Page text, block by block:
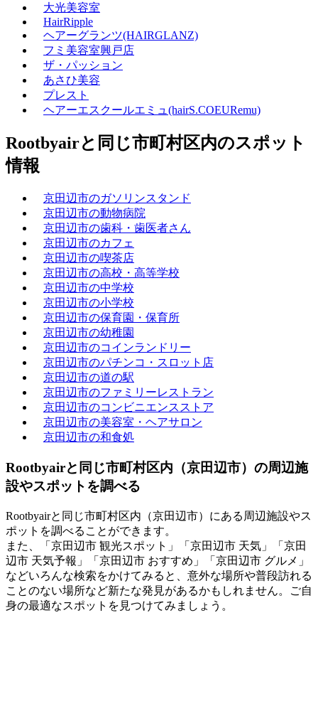
大光美容室
HairRipple
ヘアーグランツ(HAIRGLANZ)
フミ美容室興戸店
ザ・パッション
あさひ美容
プレスト
ヘアーエスクールエミュ(hairS.COEURemu)
Rootbyairと同じ市町村区内のスポット
情報
京田辺市のガソリンスタンド
京田辺市の動物病院
京田辺市の歯科・歯医者さん
京田辺市のカフェ
京田辺市の喫茶店
京田辺市の高校・高等学校
京田辺市の中学校
京田辺市の小学校
京田辺市の保育園・保育所
京田辺市の幼稚園
京田辺市のコインランドリー
京田辺市のパチンコ・スロット店
京田辺市の道の駅
京田辺市のファミリーレストラン
京田辺市のコンビニエンスストア
京田辺市の美容室・ヘアサロン
京田辺市の和食処
Rootbyairと同じ市町村区内（京田辺市）の周辺施
設やスポットを調べる
Rootbyairと同じ市町村区内（京田辺市）にある周辺施設やス
ポットを調べることができます。
また、「京田辺市 観光スポット」「京田辺市 天気」「京田
辺市 天気予報」「京田辺市 おすすめ」「京田辺市 グルメ」
などいろんな検索をかけてみると、意外な場所や普段訪れる
ことのない場所など新たな発見があるかもしれません。ご自
身の最適なスポットを見つけてみましょう。